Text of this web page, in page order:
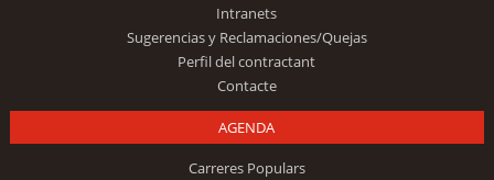
Intranets
Sugerencias y Reclamaciones/Quejas
Perfil del contractant
Contacte
AGENDA
Carreres Populars